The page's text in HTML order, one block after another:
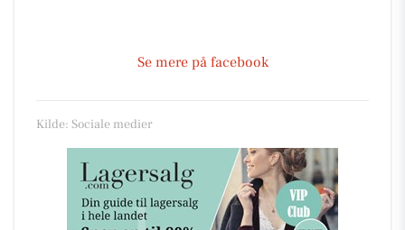
Se mere på facebook
Kilde: Sociale medier